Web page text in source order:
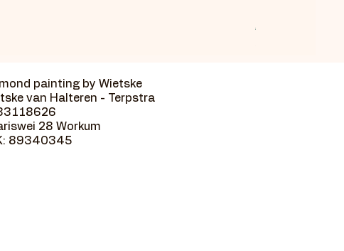
Prijs
€ 24,00
painting by Wietske
van Halteren - Terpstra
28 Workum
89340345